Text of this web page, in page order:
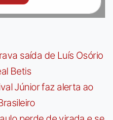
saída de Luís Osório
Betis
Júnior faz alerta ao